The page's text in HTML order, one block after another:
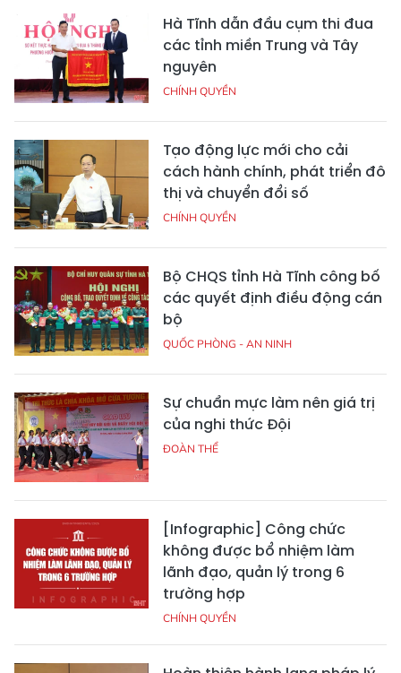
Hà Tĩnh dẫn đầu cụm thi đua
các tỉnh miền Trung và Tây
nguyên
CHÍNH QUYỀN
Tạo động lực mới cho cải
cách hành chính, phát triển đô
thị và chuyển đổi số
CHÍNH QUYỀN
Bộ CHQS tỉnh Hà Tĩnh công bố
các quyết định điều động cán
bộ
QUỐC PHÒNG - AN NINH
Sự chuẩn mực làm nên giá trị
của nghi thức Đội
ĐOÀN THỂ
[Infographic] Công chức
không được bổ nhiệm làm
lãnh đạo, quản lý trong 6
trường hợp
CHÍNH QUYỀN